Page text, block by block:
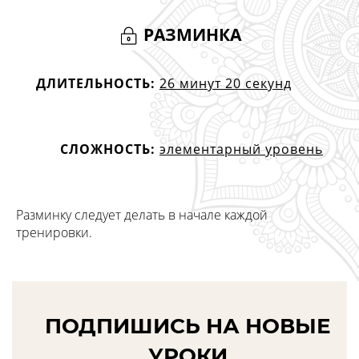
РАЗМИНКА
ДЛИТЕЛЬНОСТЬ: 26 минут 20 секунд
СЛОЖНОСТЬ: элементарный уровень
Разминку следует делать в начале каждой
тренировки.
ПОДПИШИСЬ НА НОВЫЕ